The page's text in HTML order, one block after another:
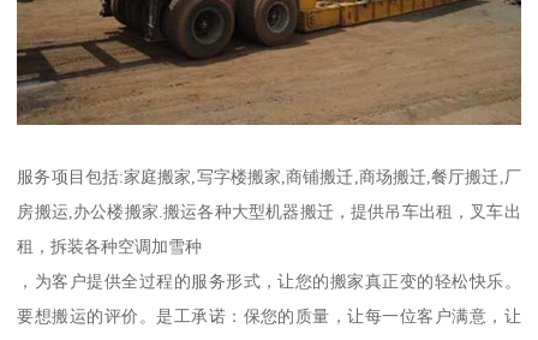
服务项目包括:家庭搬家,写字楼搬家,商铺搬迁,商场搬迁,餐厅搬迁,厂
房搬运,办公楼搬家.搬运各种大型机器搬迁，提供吊车出租，叉车出
租，拆装各种空调加雪种
，为客户提供全过程的服务形式，让您的搬家真正变的轻松快乐。
要想搬运的评价。是工承诺：保您的质量，让每一位客户满意，让